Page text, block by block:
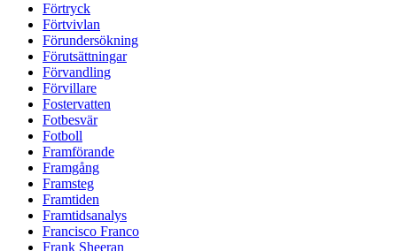
Förtryck
Förtvivlan
Förundersökning
Förutsättningar
Förvandling
Förvillare
Fostervatten
Fotbesvär
Fotboll
Framförande
Framgång
Framsteg
Framtiden
Framtidsanalys
Francisco Franco
Frank Sheeran